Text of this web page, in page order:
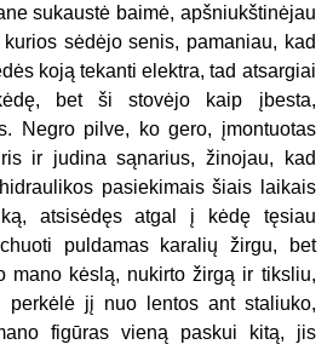
sukaustė baimė, apšniukštinėjau
sėdėjo senis, pamaniau, kad
koją tekanti elektra, tad atsargiai
bet ši stovėjo kaip įbesta,
Negro pilve, ko gero, įmontuotas
ir judina sąnarius, žinojau, kad
pasiekimais šiais laikais
atsisėdęs atgal į kėdę tęsiau
puldamas karalių žirgu, bet
mano kėslą, nukirto žirgą ir tiksliu,
perkėlė jį nuo lentos ant staliuko,
figūras vieną paskui kitą, jis